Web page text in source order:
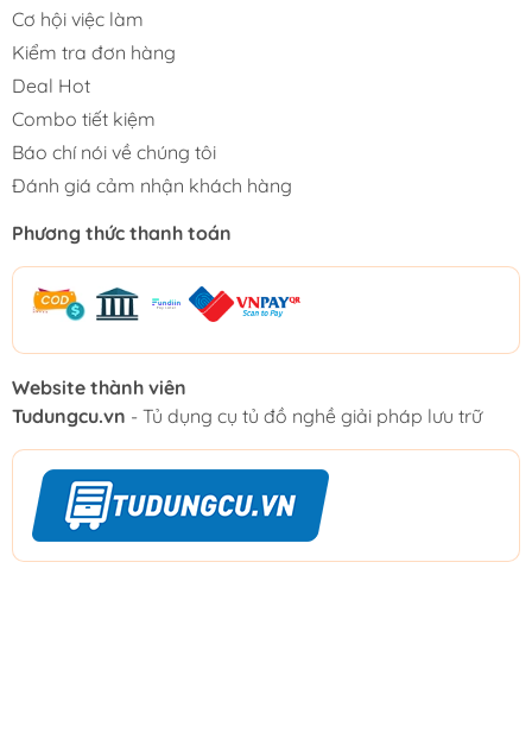
Cơ hội việc làm
Kiểm tra đơn hàng
Deal Hot
Combo tiết kiệm
Báo chí nói về chúng tôi
Đánh giá cảm nhận khách hàng
Phương thức thanh toán
Website thành viên
Tudungcu.vn - Tủ dụng cụ tủ đồ nghề giải pháp lưu trữ